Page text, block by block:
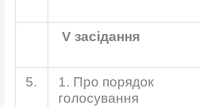
Vзасідання
5.
1. Про порядок
голосування